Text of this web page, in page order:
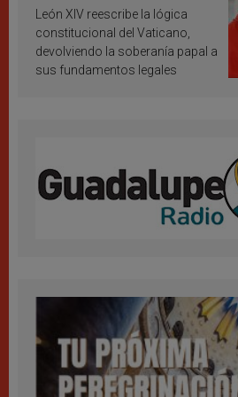
vaticana de Papa Francisco
León XIV reescribe la lógica
constitucional del Vaticano,
devolviendo la soberanía papal a
sus fundamentos legales